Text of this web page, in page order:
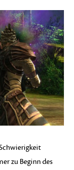
zu Beginn des